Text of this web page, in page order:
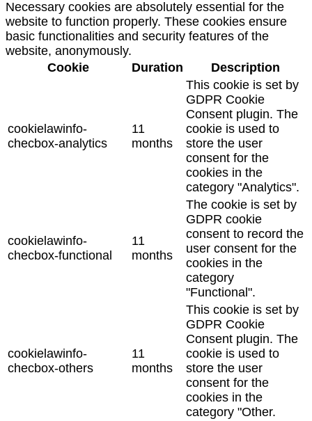
Necessary cookies are absolutely essential for the
website to function properly. These cookies ensure
basic functionalities and security features of the
website, anonymously.
Cookie
Duration Description
cookielawinfo-
checbox-analytics
11
months
This cookie is set by
GDPR Cookie
Consent plugin. The
cookie is used to
store the user
consent for the
cookies in the
category "Analytics".
cookielawinfo-
checbox-functional
11
months
The cookie is set by
GDPR cookie
consent to record the
user consent for the
cookies in the
category
"Functional".
cookielawinfo-
checbox-others
11
months
This cookie is set by
GDPR Cookie
Consent plugin. The
cookie is used to
store the user
consent for the
cookies in the
category "Other.